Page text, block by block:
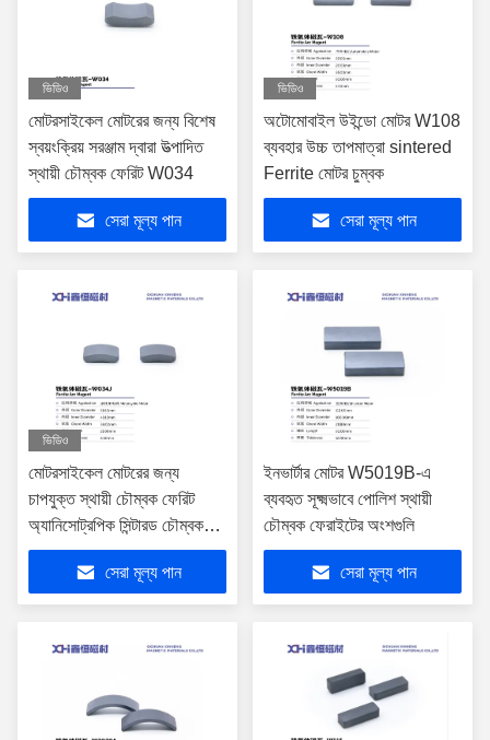
ভিডিও
মোটরসাইকেল মোটরের জন্য বিশেষ
স্বয়ংক্রিয় সরঞ্জাম দ্বারা উত্পাদিত
স্থায়ী চৌম্বক ফেরিট W034
সেরা মূল্য পান
ভিডিও
অটোমোবাইল উইন্ডো মোটর W108
ব্যবহার উচ্চ তাপমাত্রা sintered
Ferrite মোটর চুম্বক
সেরা মূল্য পান
ভিডিও
মোটরসাইকেল মোটরের জন্য
চাপযুক্ত স্থায়ী চৌম্বক ফেরিট
অ্যানিসোট্রপিক সিন্টারড চৌম্বক
W034J
সেরা মূল্য পান
ইনভার্টার মোটর W5019B-এ
ব্যবহৃত সূক্ষ্মভাবে পোলিশ স্থায়ী
চৌম্বক ফেরাইটের অংশগুলি
সেরা মূল্য পান